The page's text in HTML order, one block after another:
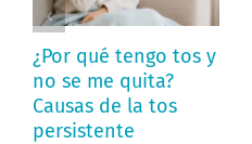
¿Por qué tengo tos y
no se me quita?
Causas de la tos
persistente